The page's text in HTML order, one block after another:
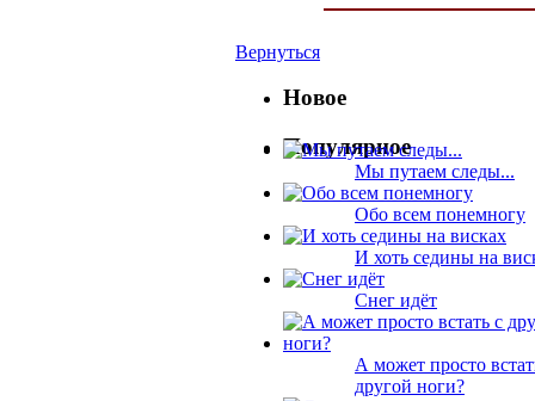
Вернуться
Новое
Популярное
Мы путаем следы...
Обо всем понемногу
И хоть седины на
Снег идёт
А может просто
другой ноги?